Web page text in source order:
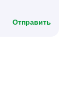
Отправить